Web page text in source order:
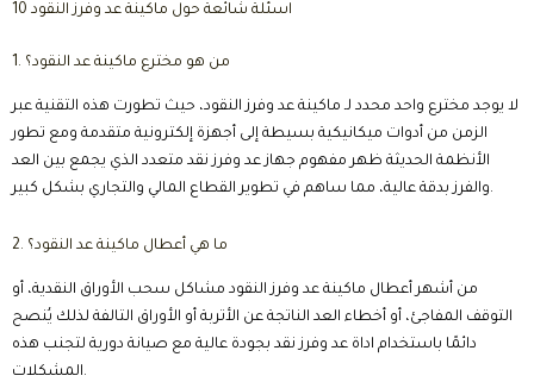
10 اسئلة شائعة حول ماكينة عد وفرز النقود
1. من هو مخترع ماكينة عد النقود؟
لا يوجد مخترع واحد محدد لـ ماكينة عد وفرز النقود، حيث تطورت هذه التقنية عبر
الزمن من أدوات ميكانيكية بسيطة إلى أجهزة إلكترونية متقدمة ومع تطور
الأنظمة الحديثة ظهر مفهوم جهاز عد وفرز نقد متعدد الذي يجمع بين العد
والفرز بدقة عالية، مما ساهم في تطوير القطاع المالي والتجاري بشكل كبير.
2. ما هي أعطال ماكينة عد النقود؟
من أشهر أعطال ماكينة عد وفرز النقود مشاكل سحب الأوراق النقدية، أو
التوقف المفاجئ، أو أخطاء العد الناتجة عن الأتربة أو الأوراق التالفة لذلك يُنصح
دائمًا باستخدام اداة عد وفرز نقد بجودة عالية مع صيانة دورية لتجنب هذه
المشكلات.